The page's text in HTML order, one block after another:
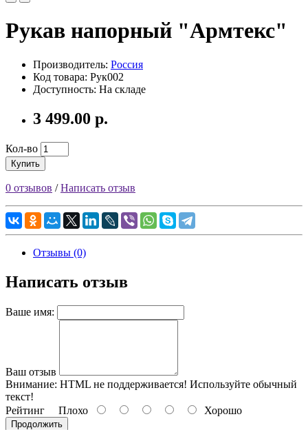
Рукав напорный "Армтекс"
Производитель: Россия
Код товара: Рук002
Доступность: На складе
3 499.00 р.
Кол-во
Купить
0 отзывов /Написать отзыв
Отзывы (0)
Написать отзыв
Ваше имя:
Ваш отзыв
Внимание: HTML не поддерживается! Используйте обычный
текст!
Рейтинг Плохо Хорошо
Продолжить